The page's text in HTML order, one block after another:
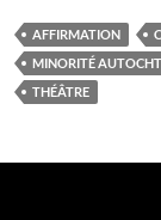
AFFIRMATION
MINORITÉ
THÉÂTRE